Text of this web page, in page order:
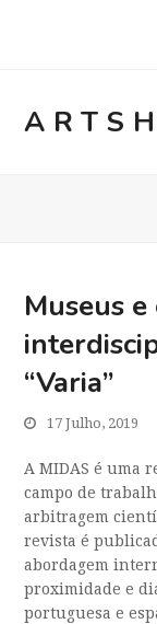
Museus
“Varia”
17 Julho, 2019
A MIDAS é uma
campo de
arbitragem
revista é
abordagem
proximidade e
portuguesa e